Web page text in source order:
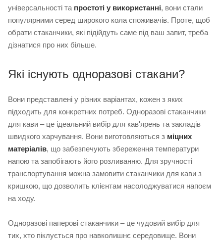
універсальності та простоті у використанні, вони стали
популярними серед широкого кола споживачів. Проте, щоб
обрати стаканчики, які підійдуть саме під ваш запит, треба
дізнатися про них більше.
Які існують одноразові стакани?
Вони представлені у різних варіантах, кожен з яких
підходить для конкретних потреб. Одноразові стаканчики
для кави – це ідеальний вибір для кав'ярень та закладів
швидкого харчування. Вони виготовляються з міцних
матеріалів, що забезпечують збереження температури
напою та запобігають його розливанню. Для зручності
транспортування можна замовити стаканчики для кави з
кришкою, що дозволить клієнтам насолоджуватися напоєм
на ходу.
Одноразові паперові стаканчики – це чудовий вибір для
тих, хто піклується про навколишнє середовище. Вони